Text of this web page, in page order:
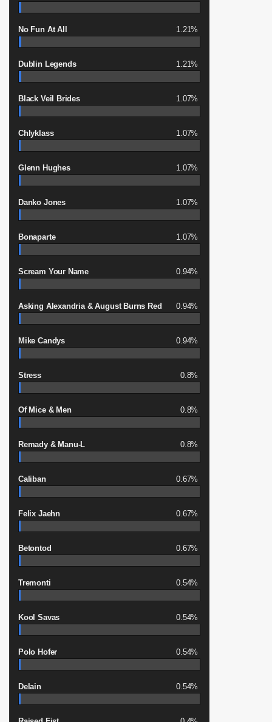
No Fun At All 1.21%
Dublin Legends 1.21%
Black Veil Brides 1.07%
Chlyklass 1.07%
Glenn Hughes 1.07%
Danko Jones 1.07%
Bonaparte 1.07%
Scream Your Name 0.94%
Asking Alexandria & August Burns Red 0.94%
Mike Candys 0.94%
Stress 0.8%
Of Mice & Men 0.8%
Remady & Manu-L 0.8%
Caliban 0.67%
Felix Jaehn 0.67%
Betontod 0.67%
Tremonti 0.54%
Kool Savas 0.54%
Polo Hofer 0.54%
Delain 0.54%